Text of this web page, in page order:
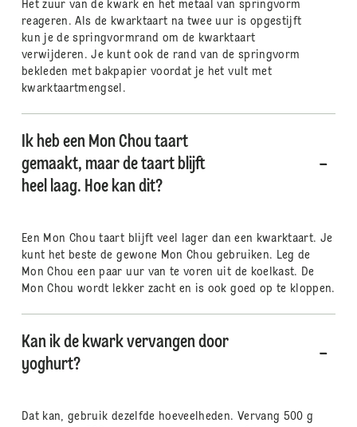
Het zuur van de kwark en het metaal van springvorm
reageren. Als de kwarktaart na twee uur is opgestijft
kun je de springvormrand om de kwarktaart
verwijderen. Je kunt ook de rand van de springvorm
bekleden met bakpapier voordat je het vult met
kwarktaartmengsel.
Ik heb een Mon Chou taart
gemaakt, maar de taart blijft
heel laag. Hoe kan dit?
Een Mon Chou taart blijft veel lager dan een kwarktaart. Je
kunt het beste de gewone Mon Chou gebruiken. Leg de
Mon Chou een paar uur van te voren uit de koelkast. De
Mon Chou wordt lekker zacht en is ook goed op te kloppen.
Kan ik de kwark vervangen door
yoghurt?
Dat kan, gebruik dezelfde hoeveelheden. Vervang 500 g